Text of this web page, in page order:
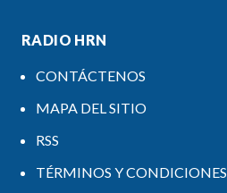
RADIO HRN
CONTÁCTENOS
MAPA DEL SITIO
RSS
TÉRMINOS Y CONDICIONES